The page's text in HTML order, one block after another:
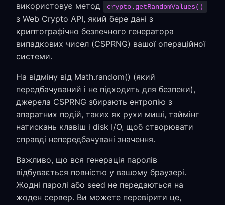
використовує метод crypto.getRandomValues()
з Web Crypto API, який бере дані з
криптографічно безпечного генератора
випадкових чисел (CSPRNG) вашої операційної
системи.
На відміну від Math.random() (який
передбачуваний і не підходить для безпеки),
джерела CSPRNG збирають ентропію з
апаратних подій, таких як рухи миші, таймінг
натискань клавіш і disk I/O, щоб створювати
справді непередбачувані значення.
Важливо, що вся генерація паролів
відбувається повністю у вашому браузері.
Жодні паролі або seed не передаються на
жоден сервер. Ви можете перевірити це,